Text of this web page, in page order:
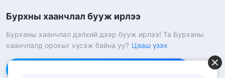
Бурхны хаанчлал бууж ирлээ
Бурханы хаанчлал дэлхий дээр бууж ирлээ! Та Бурханы
хаанчлалд орохыг хүсэж байна уу? Цааш үзэх